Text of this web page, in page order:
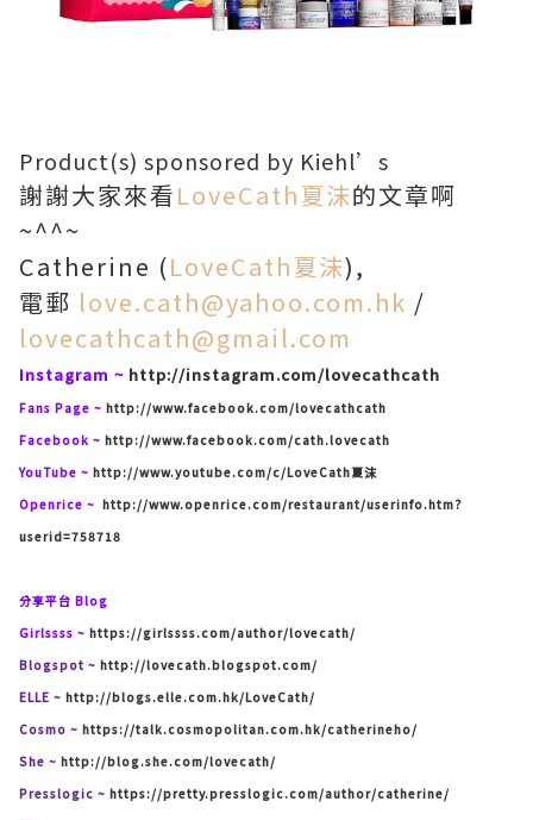
Product(s) sponsored by Kiehl’s
謝謝大家來看LoveCath夏沫的文章啊
~^^~
Catherine (LoveCath夏沫),
電郵 love.cath@yahoo.com.hk /
lovecathcath@gmail.com
Instagram ~ http://instagram.com/lovecathcath
Fans Page ~ http://www.facebook.com/lovecathcath
Facebook ~ http://www.facebook.com/cath.lovecath
YouTube ~ http://www.youtube.com/c/LoveCath夏沫
Openrice ~ http://www.openrice.com/restaurant/userinfo.htm?
userid=758718
分享平台 Blog
Girlssss ~ https://girlssss.com/author/lovecath/
Blogspot ~ http://lovecath.blogspot.com/
ELLE ~ http://blogs.elle.com.hk/LoveCath/
Cosmo ~ https://talk.cosmopolitan.com.hk/catherineho/
She ~ http://blog.she.com/lovecath/
Presslogic ~ https://pretty.presslogic.com/author/catherine/